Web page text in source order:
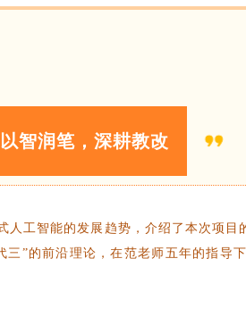
以智润笔，深耕教改
人工智能的发展趋势，介绍了本次项目
”的前沿理论，在范老师五年的指导